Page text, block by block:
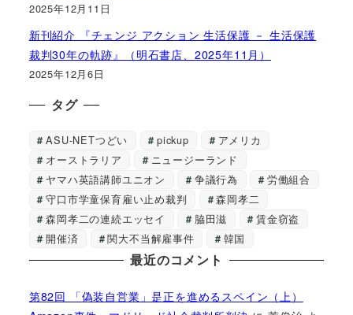
2025年12月11日
新刊紹介 『チェンジ アクション 生活保護 － 生活保護
裁判30年の軌跡』（明石書店、2025年11月）
2025年12月6日
タグ
ASU-NETつどい pickup
アメリカ
オーストラリア
ニュージーランド
ヤマハ英語講師ユニオン
争議行為
労働組合
守口市学童保育雇い止め裁判
森岡孝二
森岡孝二の連続エッセイ
脇田滋
賃金窃盗
開催済
関大不当解雇事件 韓国
最近のコメント
第82回 「偽装自営業」是正を進めるスペイン（上）